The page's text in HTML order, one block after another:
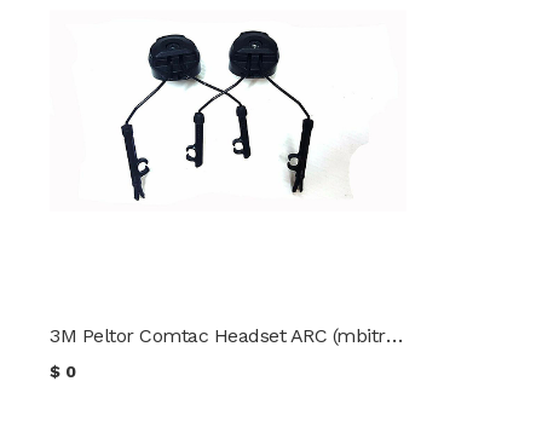
3M Peltor Comtac Headset ARC (mbitr prc-148 prc-152 TEA TCI TRI TCA PTT radio
$ 0